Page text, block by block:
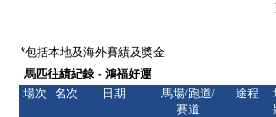
*包括本地及海外賽績及獎金
馬匹往績紀錄 - 鴻福好運
場次
名次 日期
馬場/跑道/
賽道
途程